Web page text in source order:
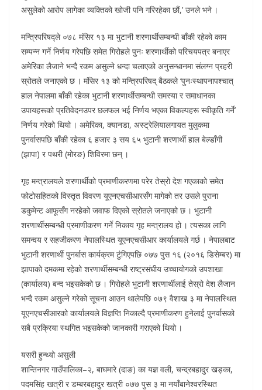
असुलेको आरोप लागेका व्यक्तिको खोजी पनि गरिरहेका छौं,’ उनले भने ।
मन्त्रिपरिषद्ले ०७८ मंसिर १३ मा भुटानी शरणार्थीसम्बन्धी बाँकी रहेको काम
सम्पन्न गर्ने निर्णय गरेपछि समेत गिरोहले पुनः शरणार्थीको परिचयपत्र बनाएर
अमेरिका लैजाने भन्दै रकम असुल्ने धन्दा चलाएको अनुसन्धानमा संलग्न प्रहरी
स्रोतले जनाएको छ । मंसिर १३ को मन्त्रिपरिषद् बैठकले ‘पुनःस्थापनापश्चात्
हाल नेपालमा बाँकी रहेका भुटानी शरणार्थीसम्बन्धी समस्या र समाधानका
उपायहरूको प्रतिवेदनउपर छलफल भई निर्णय भएका विकल्पहरू स्वीकृति गर्ने’
निर्णय गरेको थियो । अमेरिका, क्यानडा, अस्ट्रेलियालगायत मुलुकमा
पुनर्वासपछि बाँकी रहेका ६ हजार ३ सय ६५ भुटानी शरणार्थी हाल बेल्डाँगी
(झापा) र पथरी (मोरङ) शिविरमा छन् ।
गृह मन्त्रालयले शरणार्थीको प्रमाणीकरणमा परेर तेस्रो देश गएकाको समेत
फोटोसहितको विस्तृत विवरण यूएनएचसीआरसँग मागेको तर उसले पुराना
डकुमेन्ट आफूसँग नरहेको जवाफ दिएको स्रोतले जनाएको छ । भुटानी
शरणार्थीसम्बन्धी प्रमाणीकरण गर्ने निकाय गृह मन्त्रालय हो । त्यसका लागि
समन्वय र सहजीकरण नेपालस्थित यूएनएचसीआर कार्यालयले गर्छ । नेपालबाट
भुटानी शरणार्थी पुनर्बास कार्यक्रम टुंगिएपछि ०७७ पुस १६ (२०१६ डिसेम्बर) मा
झापाको दमकमा रहेको शरणार्थीसम्बन्धी राष्ट्रसंघीय उच्चायोगको उपशाखा
(कार्यालय) बन्द भइसकेको छ । गिरोहले भुटानी शरणार्थीलाई तेस्रो देश लैजान
भन्दै रकम असुल्ने गरेको सूचना आउन थालेपछि ०७९ वैशाख ३ मा नेपालस्थित
यूएनएचसीआरको कार्यालयले विज्ञप्ति निकाल्दै प्रमाणीकरण हुनेलाई पुनर्वासको
सबै प्रक्रिया स्थगित भइसकेको जानकारी गराएको थियो ।
यसरी हुन्थ्यो असुली
शान्तिनगर गाउँपालिका–२, बाघमारे (दाङ) का यज्ञ वली, चन्द्रबहादुर खड्का,
पदमसिंह खत्री र डम्बरबहादुर खत्री ०७७ पुस ३ मा नयाँबानेश्वरस्थित